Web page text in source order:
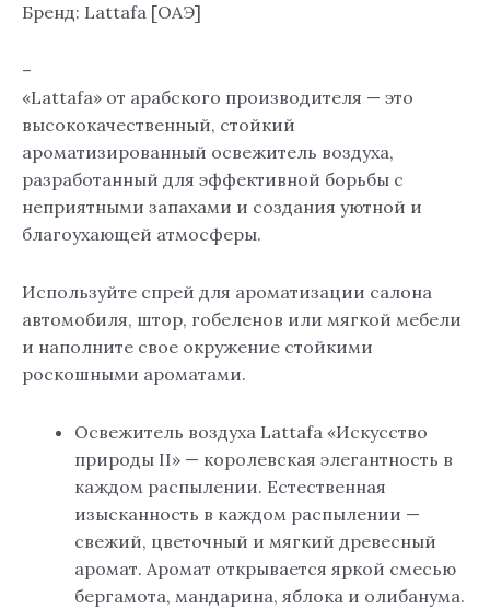
Бренд: Lattafa [ОАЭ]
–
«Lattafa» от арабского производителя — это
высококачественный, стойкий
ароматизированный освежитель воздуха,
разработанный для эффективной борьбы с
неприятными запахами и создания уютной и
благоухающей атмосферы.
Используйте спрей для ароматизации салона
автомобиля, штор, гобеленов или мягкой мебели
и наполните свое окружение стойкими
роскошными ароматами.
Освежитель воздуха Lattafa «Искусство
природы II» — королевская элегантность в
каждом распылении. Естественная
изысканность в каждом распылении —
свежий, цветочный и мягкий древесный
аромат. Аромат открывается яркой смесью
бергамота, мандарина, яблока и олибанума.